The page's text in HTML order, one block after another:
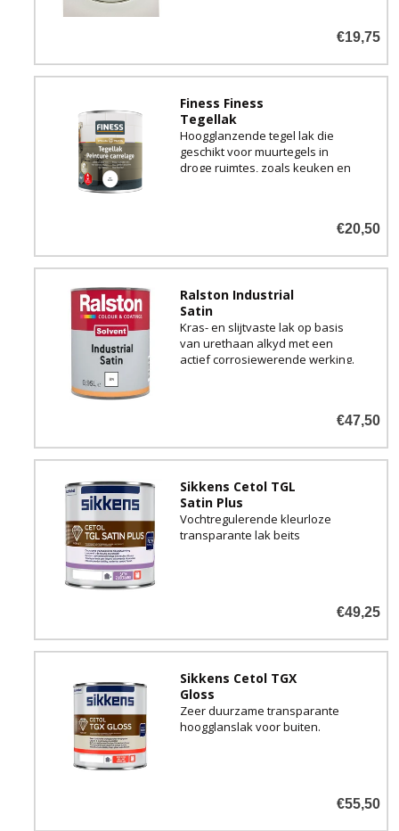
€19,75
Finess Finess
Tegellak
Hoogglanzende tegel lak die
geschikt voor muurtegels in
droge ruimtes, zoals keuken en
€20,50
Ralston Industrial
Satin
Kras- en slijtvaste lak op basis
van urethaan alkyd met een
actief corrosiewerende werking.
€47,50
Sikkens Cetol TGL
Satin Plus
Vochtregulerende kleurloze
transparante lak beits
€49,25
Sikkens Cetol TGX
Gloss
Zeer duurzame transparante
hoogglanslak voor buiten.
€55,50